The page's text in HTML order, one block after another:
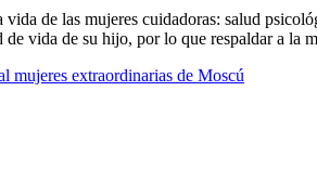
vida de las mujeres cuidadoras: salud
vida de su hijo, por lo que respaldar a la